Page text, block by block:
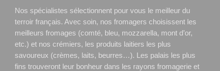
Nos spécialistes sélectionnent pour vous le meilleur du
terroir français. Avec soin, nos fromagers choisissent les
meilleurs fromages (comté, bleu, mozzarella, mont d’or,
etc.) et nos crémiers, les produits laitiers les plus
savoureux (crèmes, laits, beurres…). Les palais les plus
fins trouveront leur bonheur dans les rayons fromagerie et